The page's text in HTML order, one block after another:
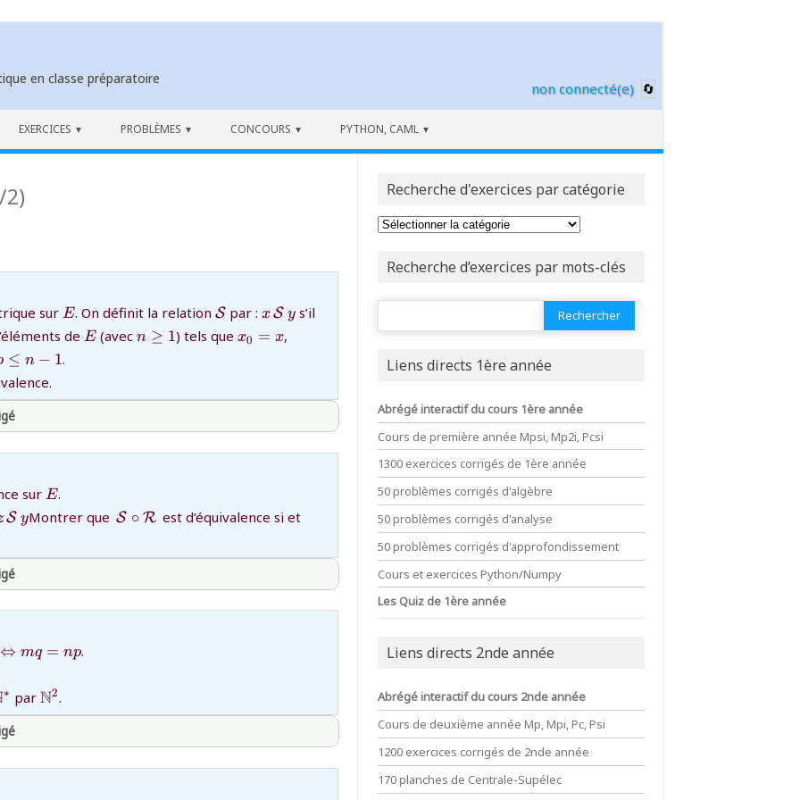
en classe préparatoire
non connecté(e)
EXERCICES PROBLÈMES CONCOURS PYTHON, CAML
2)
sur {E}
E. On définit la relation {\mathcal
S par :{x\,
S}\,y}
xS y s’il
de {E}
E(avec {n\ge1}
n ≥ 1) tels que {x_0=x}
x0 = x,
≤ n − 1.
sur {E}
E.
S yMontrer que {\,{\mathcal
S ∘ R est d’équivalence si et
⇔ mq = np.
∗ par \mathbb{N}^2
N2.
Recherche d'exercices par catégorie
Recherche d’exercices par mots-clés
Rechercher :
Liens directs 1ère année
Abrégé interactif du cours 1ère année
Cours de première année Mpsi, Mp2i, Pcsi
1300 exercices corrigés de 1ère année
50 problèmes corrigés d'algèbre
50 problèmes corrigés d'analyse
50 problèmes corrigés d'approfondissement
Cours et exercices Python/Numpy
Les Quiz de 1ère année
Liens directs 2nde année
Abrégé interactif du cours 2nde année
Cours de deuxième année Mp, Mpi, Pc, Psi
1200 exercices corrigés de 2nde année
170 planches de Centrale-Supélec